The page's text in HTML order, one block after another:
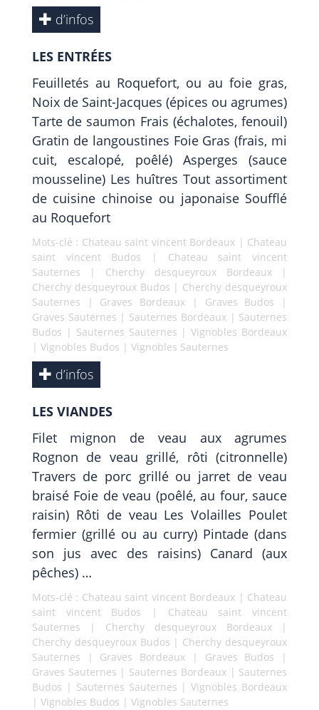
d’infos
LES ENTRÉES
Feuilletés au Roquefort, ou au foie gras,
Noix de Saint-Jacques (épices ou agrumes)
Tarte de saumon Frais (échalotes, fenouil)
Gratin de langoustines Foie Gras (frais, mi
cuit, escalopé, poêlé) Asperges (sauce
mousseline) Les huîtres Tout assortiment
de cuisine chinoise ou japonaise Soufflé
au Roquefort
Mots-clé : Chateau saint vincent Bordeaux | Chateau
saint vincent Budos | Chateau saint vincent
Sauternes | Cherchy desqueyroux Bordeaux|
Cherchy desqueyroux Budos | Cherchy desqueyroux
Sauternes | Graves Bordeaux | Graves Budos |
Graves Sauternes | Sauternes Bordeaux| Sauternes
Budos | Sauternes Sauternes |Vignobles Bordeaux
| Vignobles Budos | Vignobles Sauternes
d’infos
LES VIANDES
Filet mignon de veau aux agrumes
Rognon de veau grillé, rôti (citronnelle)
Travers de porc grillé ou jarret de veau
braisé Foie de veau (poêlé, au four, sauce
raisin) Rôti de veau Les Volailles Poulet
fermier (grillé ou au curry) Pintade (dans
son jus avec des raisins) Canard (aux
pêches) …
Mots-clé : Chateau saint vincent Bordeaux | Chateau
saint vincent Budos | Chateau saint vincent
Sauternes | Cherchy desqueyroux Bordeaux|
Cherchy desqueyroux Budos | Cherchy desqueyroux
Sauternes | Graves Bordeaux | Graves Budos |
Graves Sauternes | Sauternes Bordeaux| Sauternes
Budos | Sauternes Sauternes |Vignobles Bordeaux
| Vignobles Budos | Vignobles Sauternes